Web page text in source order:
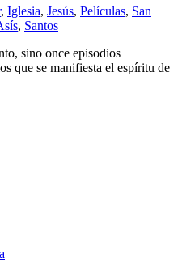
, Iglesia, Jesús, Películas, San
, Santos
sino once episodios
que se manifiesta el espíritu de